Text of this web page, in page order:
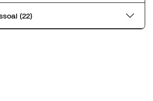
Avaliação pessoal (22)